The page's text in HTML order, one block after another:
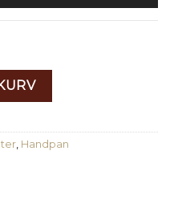
- D mol - Tilbehør
Handpan